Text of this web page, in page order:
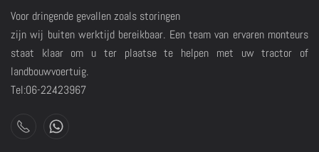
Voor dringende gevallen zoals storingen
zijn wij buiten werktijd bereikbaar. Een team van ervaren monteurs
staat klaar om u ter plaatse te helpen met uw tractor of
landbouwvoertuig.
Tel:06-22423967